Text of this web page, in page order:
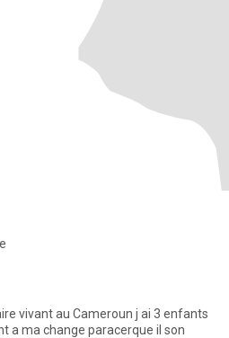
a ma change paracerque il son